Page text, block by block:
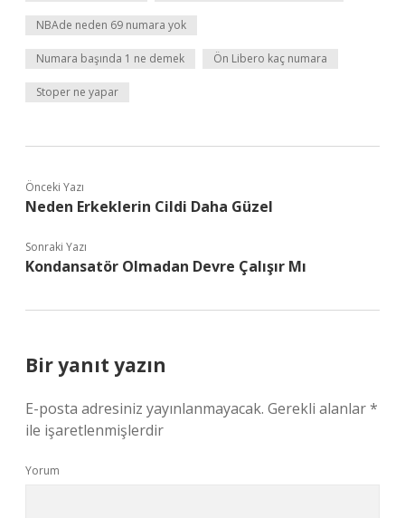
NBAde neden 69 numara yok
Numara başında 1 ne demek Ön Libero kaç numara
Stoper ne yapar
Önceki Yazı
Neden Erkeklerin Cildi Daha Güzel
Sonraki Yazı
Kondansatör Olmadan Devre Çalışır Mı
Bir yanıt yazın
E-posta adresiniz yayınlanmayacak. Gerekli alanlar*
ile işaretlenmişlerdir
Yorum